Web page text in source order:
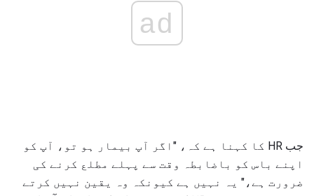
ad
جب HR کا کہنا ہے کہ، "اگر آپ بیمار ہو تو، آپ کو
اپنے باس کو باضابطہ وقت سے پہلے مطلع کرنے کی
ضرورت ہے،" یہ نہیں ہے کیونکہ وہ یقین نہیں کرتے